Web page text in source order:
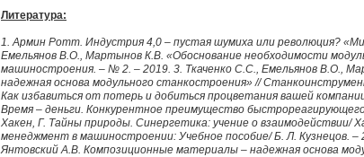
Литература:
1. Армин Ротт. Индустрия 4,0 – пустая шумиха или революция?
Емельянов В.О., Мартынов К.В. «Обоснование необходимости
машиностроения. – № 2. – 2019. 3. Ткаченко С.С., Емельянов В.О.,
надежная основа модульного станкостроения» //
Как избавиться от потерь и добиться процветания вашей
Время – деньги. Конкурентное преимущество
Хакен, Г. Тайны природы. Синергетика: учение о взаимодействии/
менеджмент в машиностроении: Учебное пособие/ Б. Л. Кузнецов.
Янтовский А.В. Композиционные материалы – надежная основа